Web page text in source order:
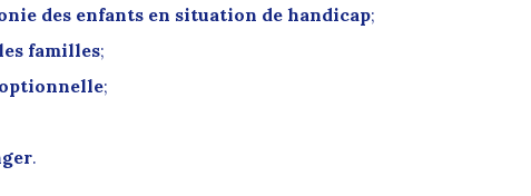
des enfants en situation de handicap;
familles;
;
.